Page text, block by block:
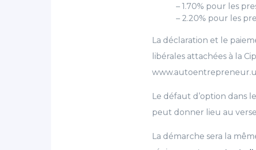
– 1.70% pour les
– 2.20% pour les
La déclaration et le
libérales attachées à la
Le défaut d’option dans
peut donner lieu au
La démarche sera la